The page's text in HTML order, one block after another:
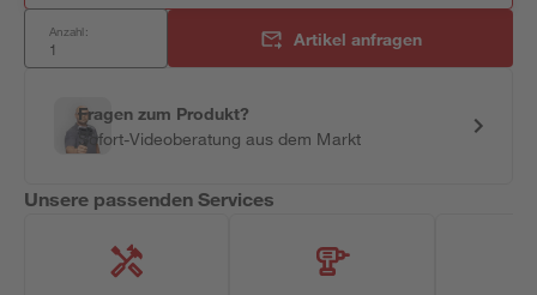
Anzahl: Artikel anfragen
Fragen zum Produkt?
Sofort-Videoberatung aus dem Markt
Unsere passenden Services